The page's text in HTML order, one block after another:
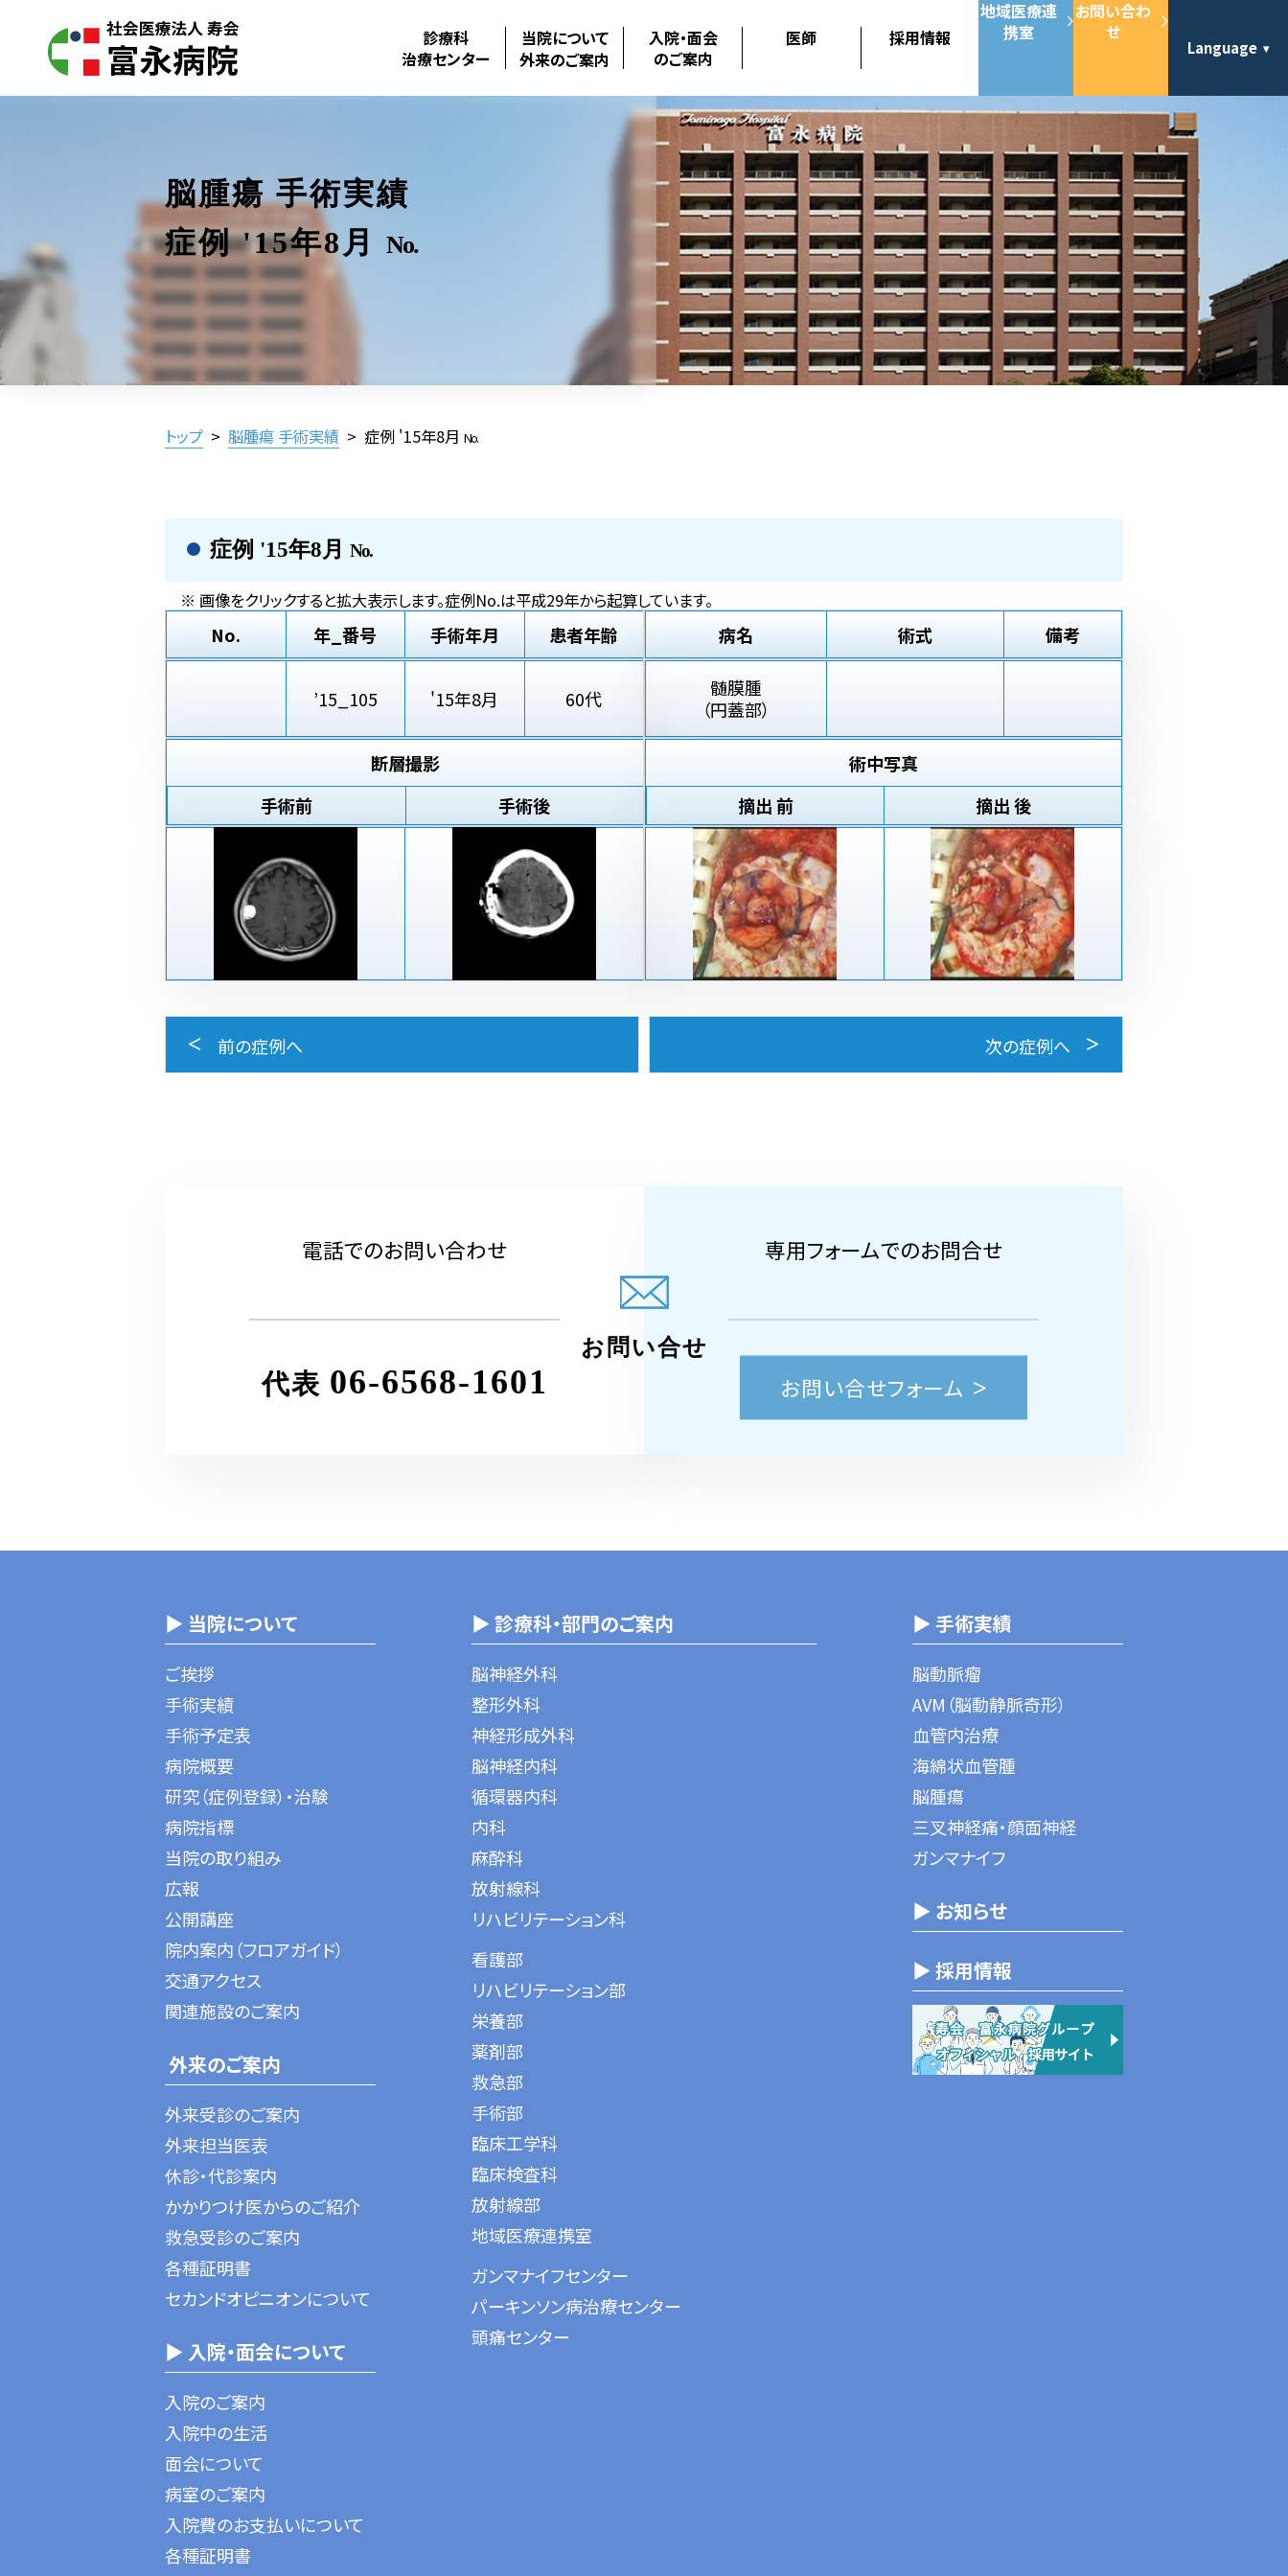
診療科
治療センター
当院について
外来のご案内
入院・面会
のご案内
医師 採用情報
地域医療連
携室
お問い合わ
せ
Language
脳腫瘍 手術実績
症例 '15年8月
No.
トップ > 脳腫瘍 手術実績 > 症例 '15年8月No.
症例 '15年8月 No.
※ 画像をクリックすると拡大表示します。症例No.は平成29年から起算しています。
No. 年_番号 手術年月 患者年齢
’15_105 '15年8月 60代
病名 術式 備考
髄膜腫
（円蓋部）
断層撮影
手術前
手術後
術中写真
摘出 前
摘出 後
前の症例へ 次の症例へ
電話でのお問い合わせ
代表 06-6568-1601
専用フォームでのお問合せ
お問い合せフォーム
お問い合せ
▶ 当院について
ご挨拶
手術実績
手術予定表
病院概要
研究（症例登録）・治験
病院指標
当院の取り組み
広報
公開講座
院内案内（フロアガイド）
交通アクセス
関連施設のご案内
外来のご案内
外来受診のご案内
外来担当医表
休診・代診案内
かかりつけ医からのご紹介
救急受診のご案内
各種証明書
セカンドオピニオンについて
▶ 入院・面会について
入院のご案内
入院中の生活
面会について
病室のご案内
入院費のお支払いについて
各種証明書
▶ 診療科・部門のご案内
脳神経外科
整形外科
神経形成外科
脳神経内科
循環器内科
内科
麻酔科
放射線科
リハビリテーション科
看護部
リハビリテーション部
栄養部
薬剤部
救急部
手術部
臨床工学科
臨床検査科
放射線部
地域医療連携室
ガンマナイフセンター
パーキンソン病治療センター
頭痛センター
▶ 手術実績
脳動脈瘤
AVM（脳動静脈奇形）
血管内治療
海綿状血管腫
脳腫瘍
三叉神経痛・顔面神経
ガンマナイフ
▶ お知らせ
▶ 採用情報